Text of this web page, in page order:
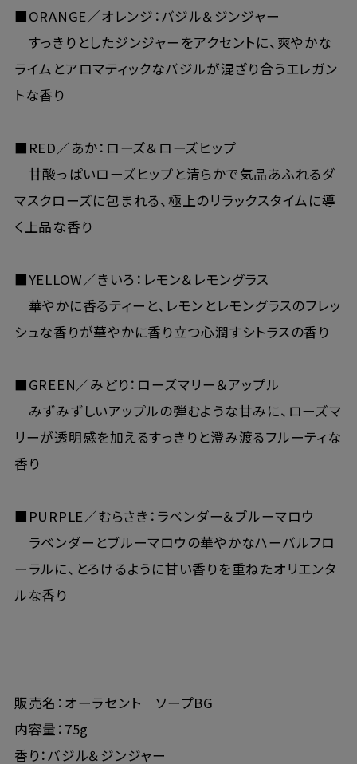
■ORANGE／オレンジ：バジル＆ジンジャー
すっきりとしたジンジャーをアクセントに、爽やかな
ライムとアロマティックなバジルが混ざり合うエレガン
トな香り
■RED／あか：ローズ＆ローズヒップ
甘酸っぱいローズヒップと清らかで気品あふれるダ
マスクローズに包まれる、極上のリラックスタイムに導
く上品な香り
■YELLOW／きいろ：レモン＆レモングラス
華やかに香るティーと、レモンとレモングラスのフレッ
シュな香りが華やかに香り立つ心潤すシトラスの香り
■GREEN／みどり：ローズマリー＆アップル
みずみずしいアップルの弾むような甘みに、ローズマ
リーが透明感を加えるすっきりと澄み渡るフルーティな
香り
■PURPLE／むらさき：ラベンダー＆ブルーマロウ
ラベンダーとブルーマロウの華やかなハーバルフロ
ーラルに、とろけるように甘い香りを重ねたオリエンタ
ルな香り
販売名：オーラセント ソープBG
内容量：75g
香り：バジル＆ジンジャー